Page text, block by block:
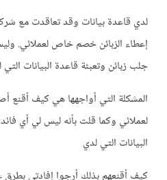
لدي قاعدة بيانات وقد تعاقدت مع
إعطاء الزبائن خصم خاص لعملائي.
جلب زبائن وتعبئة قاعدة البيانات التي
المشكلة التي أواجهها هي كيف
لعملائي وكما قلت بأنه ليس لي أي
البيانات التي لدي